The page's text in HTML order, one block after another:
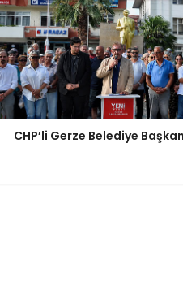
CHP’li Gerze Belediye